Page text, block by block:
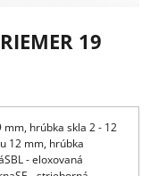
PRIEMER 19